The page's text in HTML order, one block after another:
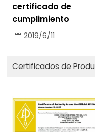
certificado de
cumplimiento
2019/6/11
Certificados de